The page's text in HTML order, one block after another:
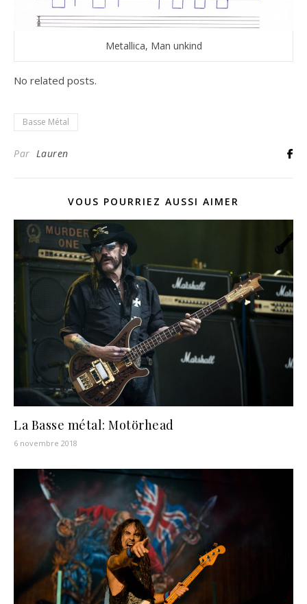
Metallica, Man unkind
No related posts.
Basse Métal
Par Lauren
VOUS POURRIEZ AUSSI AIMER
La Basse métal: Motörhead
6 novembre 2018